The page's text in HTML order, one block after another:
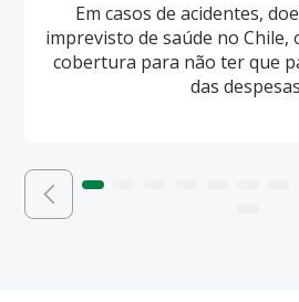
Em casos de acidentes,
imprevisto de saúde no Chile,
cobertura para não ter que
das